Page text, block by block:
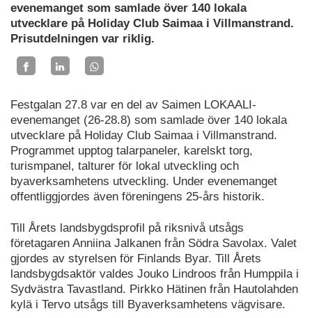
evenemanget som samlade över 140 lokala
utvecklare på Holiday Club Saimaa i Villmanstrand.
Prisutdelningen var riklig.
Festgalan 27.8 var en del av Saimen LOKAALI-
evenemanget (26-28.8) som samlade över 140 lokala
utvecklare på Holiday Club Saimaa i Villmanstrand.
Programmet upptog talarpaneler, karelskt torg,
turismpanel, talturer för lokal utveckling och
byaverksamhetens utveckling. Under evenemanget
offentliggjordes även föreningens 25-års historik.
Till Årets landsbygdsprofil på riksnivå utsågs
företagaren Anniina Jalkanen från Södra Savolax. Valet
gjordes av styrelsen för Finlands Byar. Till Årets
landsbygdsaktör valdes Jouko Lindroos från Humppila i
Sydvästra Tavastland. Pirkko Hätinen från Hautolahden
kylä i Tervo utsågs till Byaverksamhetens vägvisare.